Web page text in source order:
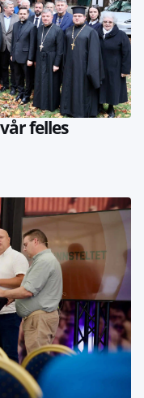
felles